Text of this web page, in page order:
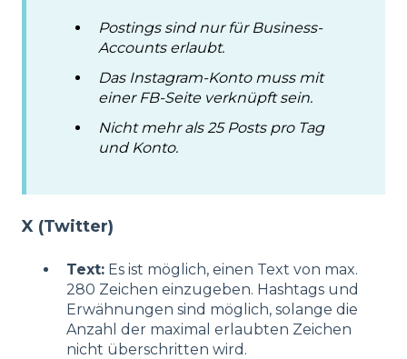
Postings sind nur für Business-
Accounts erlaubt.
Das Instagram-Konto muss mit
einer FB-Seite verknüpft sein.
Nicht mehr als 25 Posts pro Tag
und Konto.
X (Twitter)
Text: Es ist möglich, einen Text von max.
280 Zeichen einzugeben. Hashtags und
Erwähnungen sind möglich, solange die
Anzahl der maximal erlaubten Zeichen
nicht überschritten wird.